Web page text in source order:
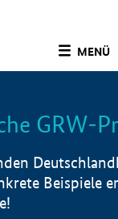
MENÜ
GRW-
Beispiele